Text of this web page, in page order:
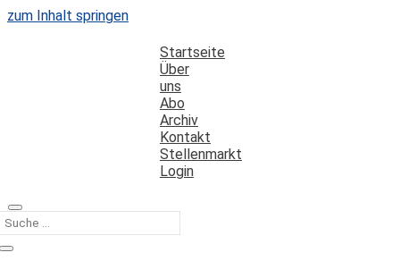
zum Inhalt springen
Startseite
Über
uns
Abo
Archiv
Kontakt
Stellenmarkt
Login
Kategorie